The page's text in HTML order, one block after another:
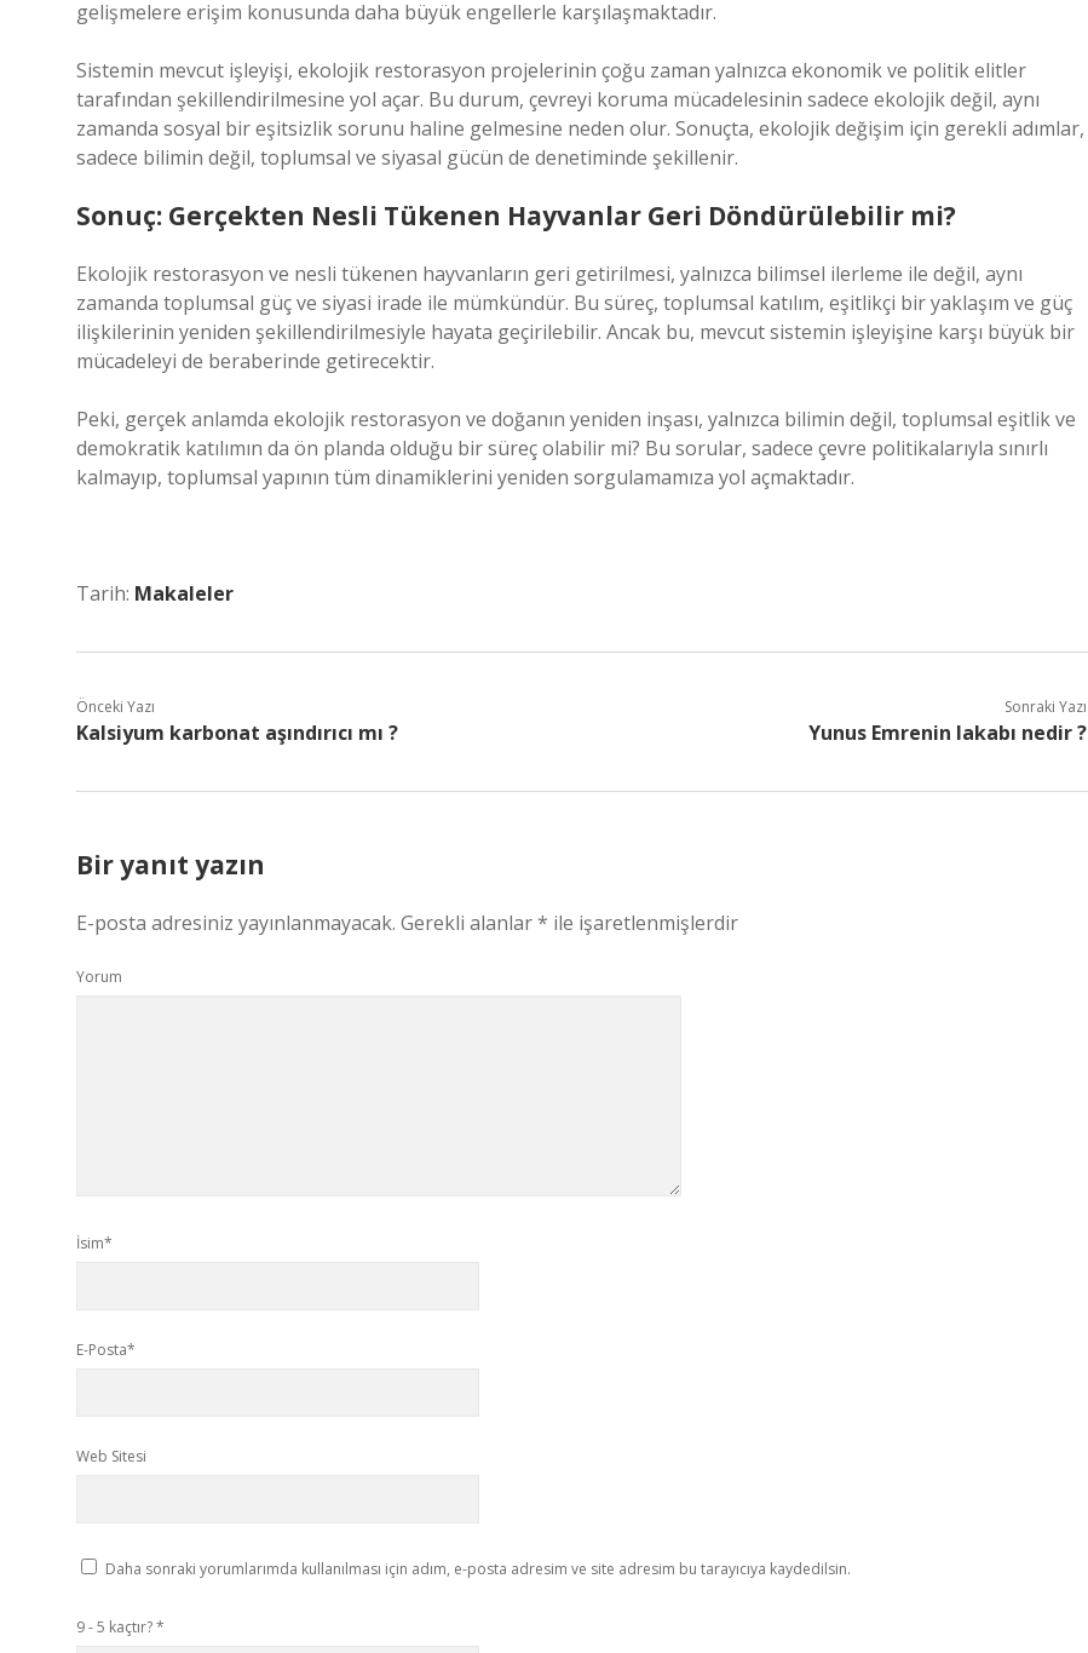
gelişmelere erişim konusunda daha büyük engellerle karşılaşmaktadır.
Sistemin mevcut işleyişi, ekolojik restorasyon projelerinin çoğu zaman yalnızca ekonomik ve politik elitler
tarafından şekillendirilmesine yol açar. Bu durum, çevreyi koruma mücadelesinin sadece ekolojik değil, aynı
zamanda sosyal bir eşitsizlik sorunu haline gelmesine neden olur. Sonuçta, ekolojik değişim için gerekli adımlar,
sadece bilimin değil, toplumsal ve siyasal gücün de denetiminde şekillenir.
Sonuç: Gerçekten Nesli Tükenen Hayvanlar Geri Döndürülebilir mi?
Ekolojik restorasyon ve nesli tükenen hayvanların geri getirilmesi, yalnızca bilimsel ilerleme ile değil, aynı
zamanda toplumsal güç ve siyasi irade ile mümkündür. Bu süreç, toplumsal katılım, eşitlikçi bir yaklaşım ve güç
ilişkilerinin yeniden şekillendirilmesiyle hayata geçirilebilir. Ancak bu, mevcut sistemin işleyişine karşı büyük bir
mücadeleyi de beraberinde getirecektir.
Peki, gerçek anlamda ekolojik restorasyon ve doğanın yeniden inşası, yalnızca bilimin değil, toplumsal eşitlik ve
demokratik katılımın da ön planda olduğu bir süreç olabilir mi? Bu sorular, sadece çevre politikalarıyla sınırlı
kalmayıp, toplumsal yapının tüm dinamiklerini yeniden sorgulamamıza yol açmaktadır.
Tarih: Makaleler
Önceki Yazı
Kalsiyum karbonat aşındırıcı mı ?
Sonraki Yazı
Yunus Emrenin lakabı nedir ?
Bir yanıt yazın
E-posta adresiniz yayınlanmayacak. Gerekli alanlar* ile işaretlenmişlerdir
Yorum
İsim*
E-Posta*
Web Sitesi
Daha sonraki yorumlarımda kullanılması için adım, e-posta adresim ve site adresim bu tarayıcıya kaydedilsin.
9 - 5 kaçtır?*